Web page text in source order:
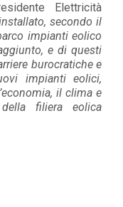
Elettricità
secondo il
impianti eolico
e di questi
burocratiche e
impianti eolici,
il clima e
filiera eolica